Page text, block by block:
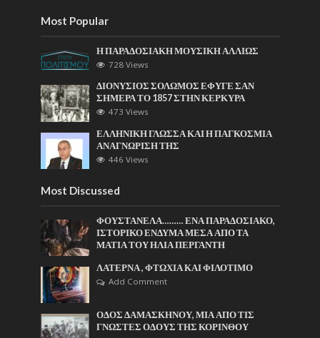
Most Popular
Η ΠΑΡΑΔΟΣΙΑΚΗ ΜΟΥΣΙΚΗ ΑΛΛΙΩΣ
728 Views
ΔΙΟΝΥΣΙΟΣ ΣΟΛΩΜΟΣ ΕΦΥΓΕ ΣΑΝ
ΣΗΜΕΡΑ ΤΟ 1857 ΣΤΗΝ ΚΕΡΚΥΡΑ
473 Views
ΕΛΛΗΝΙΚΗ ΓΛΩΣΣΑ ΚΑΙ Η ΠΑΓΚΟΣΜΙΑ
ΑΝΑΓΝΩΡΙΣΗ ΤΗΣ
446 Views
Most Discussed
ΦΟΥΣΤΑΝΕΛΑ……… ΕΝΑ ΠΑΡΑΔΟΣΙΑΚΟ,
ΙΣΤΟΡΙΚΟ ΕΝΔΥΜΑ ΜΕΣΑ ΑΠΟ ΤΑ
ΜΑΤΙΑ ΤΟΥ ΗΛΙΑ ΠΕΡΓΑΝΤΗ
ΛΑΤΕΡΝΑ , ΦΤΩΧΙΑ ΚΑΙ ΦΙΛΟΤΙΜΟ
Add Comment
ΟΔΟΣ ΔΑΜΑΣΚΗΝΟΥ, ΜΙΑ ΑΠΟ ΤΙΣ
ΓΝΩΣΤΕΣ ΟΔΟΥΣ ΤΗΣ ΚΟΡΙΝΘΟΥ